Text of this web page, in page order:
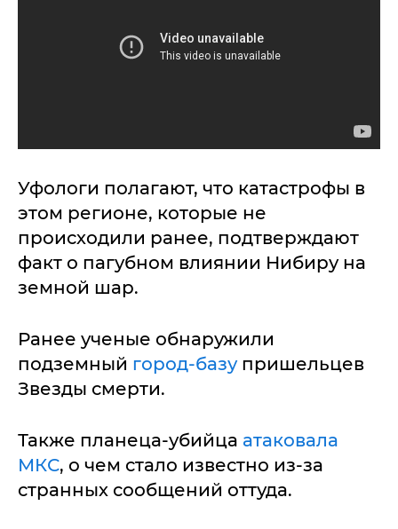
Уфологи полагают, что катастрофы в
этом регионе, которые не
происходили ранее, подтверждают
факт о пагубном влиянии Нибиру на
земной шар.
Ранее ученые обнаружили
подземный город-базупришельцев
Звезды смерти.
Также планеца-убийца атаковала
МКС, о чем стало известно из-за
странных сообщений оттуда.